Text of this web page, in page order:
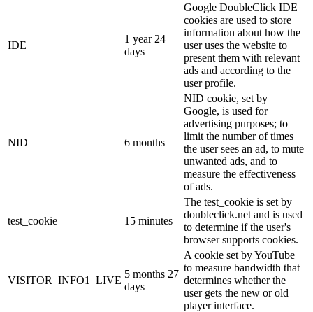
IDE
1 year 24
days
Google DoubleClick IDE
cookies are used to store
information about how the
user uses the website to
present them with relevant
ads and according to the
user profile.
NID 6 months
NID cookie, set by
Google, is used for
advertising purposes; to
limit the number of times
the user sees an ad, to mute
unwanted ads, and to
measure the effectiveness
of ads.
test_cookie 15 minutes
The test_cookie is set by
doubleclick.net and is used
to determine if the user's
browser supports cookies.
VISITOR_INFO1_LIVE
5 months 27
days
A cookie set by YouTube
to measure bandwidth that
determines whether the
user gets the new or old
player interface.